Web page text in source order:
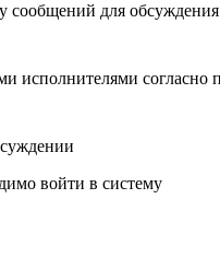
для
исполнителями
войти в систему